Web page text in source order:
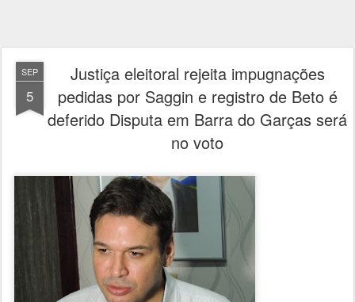
SEP
5
Justiça eleitoral rejeita impugnações
pedidas por Saggin e registro de Beto é
deferido Disputa em Barra do Garças será
no voto